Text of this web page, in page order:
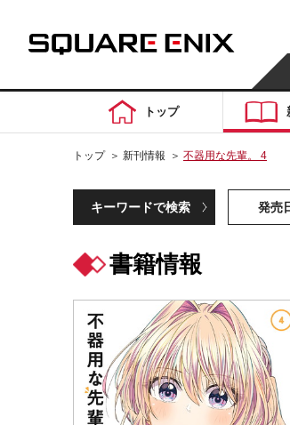
トップ
トップ ＞ 新刊情報 ＞ 不器用な先輩。 4
キーワードで検索 発売
書籍情報